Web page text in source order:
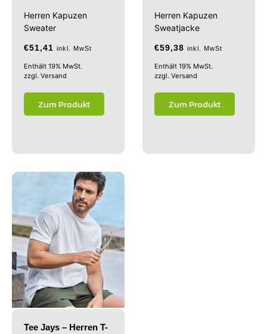
Herren Kapuzen
Sweater
€51,41 inkl. MwSt
Enthält 19% MwSt.
zzgl. Versand
Zum Produkt
Herren Kapuzen
Sweatjacke
€59,38 inkl. MwSt
Enthält 19% MwSt.
zzgl. Versand
Zum Produkt
Tee Jays – Herren T-